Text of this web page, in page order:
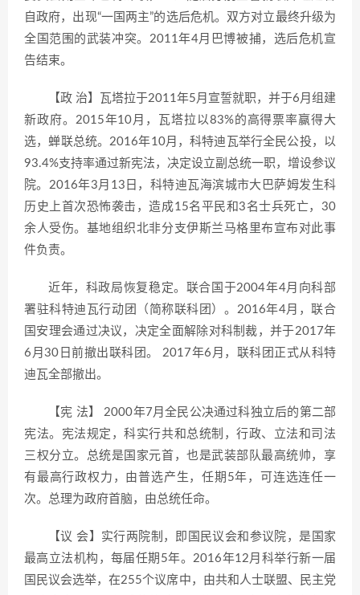
自政府，出现“一国两主”的选后危机。双方对立最终升级为
全国范围的武装冲突。2011年4月巴博被捕，选后危机宣
告结束。
【政 治】瓦塔拉于2011年5月宣誓就职，并于6月组建
新政府。2015年10月，瓦塔拉以83%的高得票率赢得大
选，蝉联总统。2016年10月，科特迪瓦举行全民公投，以
93.4%支持率通过新宪法，决定设立副总统一职，增设参议
院。2016年3月13日，科特迪瓦海滨城市大巴萨姆发生科
历史上首次恐怖袭击，造成15名平民和3名士兵死亡，30
余人受伤。基地组织北非分支伊斯兰马格里布宣布对此事
件负责。
近年，科政局恢复稳定。联合国于2004年4月向科部
署驻科特迪瓦行动团（简称联科团）。2016年4月，联合
国安理会通过决议，决定全面解除对科制裁，并于2017年
6月30日前撤出联科团。 2017年6月，联科团正式从科特
迪瓦全部撤出。
【宪 法】 2000年7月全民公决通过科独立后的第二部
宪法。宪法规定，科实行共和总统制，行政、立法和司法
三权分立。总统是国家元首，也是武装部队最高统帅，享
有最高行政权力，由普选产生，任期5年，可连选连任一
次。总理为政府首脑，由总统任命。
【议 会】实行两院制，即国民议会和参议院，是国家
最高立法机构，每届任期5年。2016年12月科举行新一届
国民议会选举，在255个议席中，由共和人士联盟、民主党